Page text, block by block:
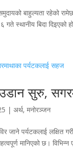
बाहुल्यता रहेको
स्थानीय बिदा दिइएको
सुरु,
|अर्थ,मनोरञ्जन
जाने पर्यटकलाई लक्षित
मानिएको छ।